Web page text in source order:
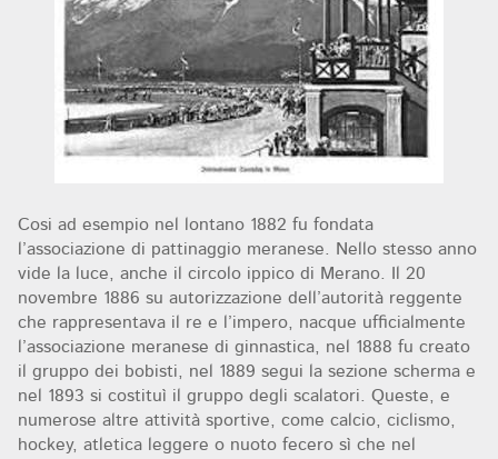
Cosi ad esempio nel lontano 1882 fu fondata
l’associazione di pattinaggio meranese. Nello stesso anno
vide la luce, anche il circolo ippico di Merano. Il 20
novembre 1886 su autorizzazione dell’autorità reggente
che rappresentava il re e l’impero, nacque ufficialmente
l’associazione meranese di ginnastica, nel 1888 fu creato
il gruppo dei bobisti, nel 1889 segui la sezione scherma e
nel 1893 si costituì il gruppo degli scalatori. Queste, e
numerose altre attività sportive, come calcio, ciclismo,
hockey, atletica leggere o nuoto fecero sì che nel